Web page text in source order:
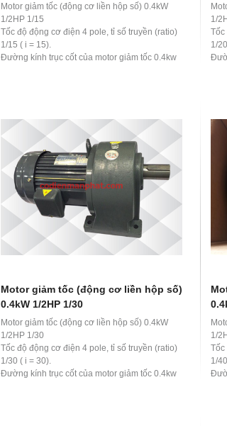
Motor giảm tốc (động cơ liền hộp số) 0.4kW
1/2HP 1/15
Tốc độ động cơ điện 4 pole, tỉ số truyền (ratio)
1/15 ( i = 15).
Đường kính trục cốt của motor giảm tốc 0.4kw
1/
Tốc
1/
Motor giảm tốc (động cơ liền hộp số)
0.4kW 1/2HP 1/30
Motor giảm tốc (động cơ liền hộp số) 0.4kW
1/2HP 1/30
Tốc độ động cơ điện 4 pole, tỉ số truyền (ratio)
1/30 ( i = 30).
Đường kính trục cốt của motor giảm tốc 0.4kw
1/
Tốc
1/